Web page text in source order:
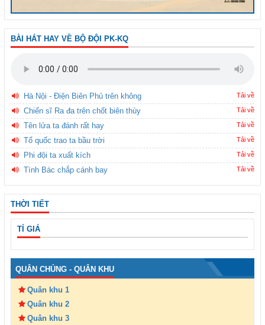
BÀI HÁT HAY VỀ BỘ ĐỘI PK-KQ
Hà Nội - Điện Biên Phủ trên không Tải về
Chiến sĩ Ra đa trên chốt biên thùy Tải về
Tên lửa ta đánh rất hay Tải về
Tổ quốc trao ta bầu trời Tải về
Phi đội ta xuất kích Tải về
Tình Bác chắp cánh bay Tải về
THỜI TIẾT
TỈ GIÁ
QUÂN CHỦNG - QUÂN KHU
Quân khu 1
Quân khu 2
Quân khu 3